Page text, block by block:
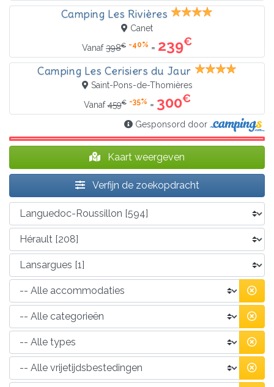
Camping Les Rivières
Canet
Vanaf398€ -40% = 239€
Camping Les Cerisiers du Jaur
Saint-Pons-de-Thomières
Vanaf459€ -35% = 300€
Gesponsord door
Kaart weergeven
Verfijn de zoekopdracht